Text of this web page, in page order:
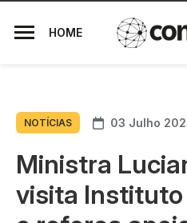
HOME
NOTÍCIAS 03 Julho
Ministra
visita Instituto